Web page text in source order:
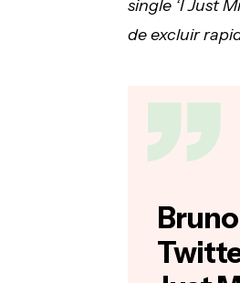
single ‘I Just
de excluir